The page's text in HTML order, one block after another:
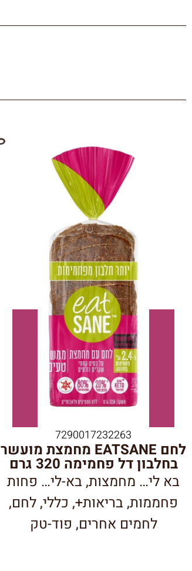
7290017232263
לחם EATSANE מחמצת מועשר
בחלבון דל פחמימה 320 גרם
בא לי… מחמצות, בא-לי… פחות
פחממות, בריאות+, כללי,לחם,
לחמים אחרים, פוד-טק